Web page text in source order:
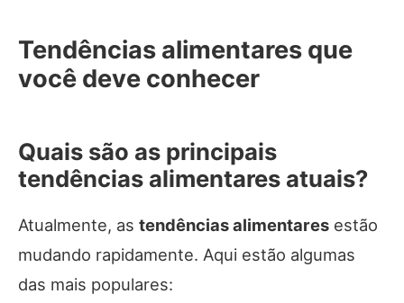
Tendências alimentares que
você deve conhecer
Quais são as principais
tendências alimentares atuais?
Atualmente, as tendências alimentares estão
mudando rapidamente. Aqui estão algumas
das mais populares: